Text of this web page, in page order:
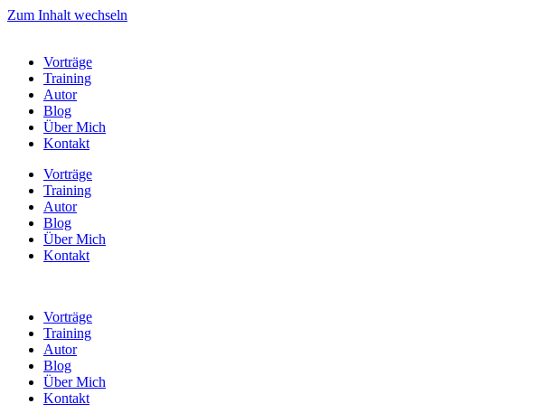
Zum Inhalt wechseln
Vorträge
Training
Autor
Blog
Über Mich
Kontakt
Vorträge
Training
Autor
Blog
Über Mich
Kontakt
Vorträge
Training
Autor
Blog
Über Mich
Kontakt